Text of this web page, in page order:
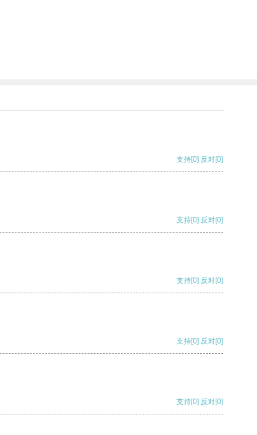
支持[0] 反对[0]
支持[0] 反对[0]
支持[0] 反对[0]
支持[0] 反对[0]
支持[0] 反对[0]